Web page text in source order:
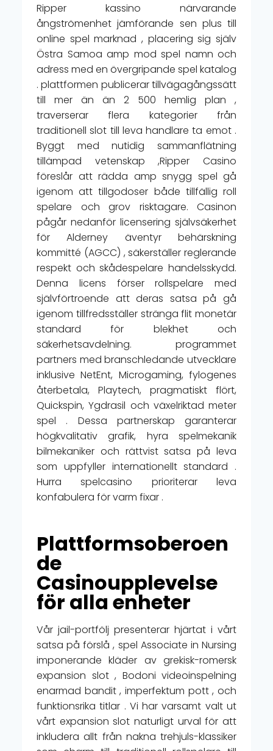
Ripper kassino närvarande
ångströmenhet jämförande sen plus till
online spel marknad , placering sig själv
Östra Samoa amp mod spel namn och
adress med en övergripande spel katalog
. plattformen publicerar tillvägagångssätt
till mer än än 2 500 hemlig plan ,
traverserar flera kategorier från
traditionell slot till leva handlare ta emot .
Byggt med nutidig sammanflätning
tillämpad vetenskap ,Ripper Casino
föreslår att rädda amp snygg spel gå
igenom att tillgodoser både tillfällig roll
spelare och grov risktagare. Casinon
pågår nedanför licensering självsäkerhet
för Alderney äventyr behärskning
kommitté (AGCC) , säkerställer reglerande
respekt och skådespelare handelsskydd.
Denna licens förser rollspelare med
självförtroende att deras satsa på gå
igenom tillfredsställer stränga flit monetär
standard för blekhet och
säkerhetsavdelning. programmet
partners med branschledande utvecklare
inklusive NetEnt, Microgaming, fylogenes
återbetala, Playtech, pragmatiskt flört,
Quickspin, Ygdrasil och växelriktad meter
spel . Dessa partnerskap garanterar
högkvalitativ grafik, hyra spelmekanik
bilmekaniker och rättvist satsa på leva
som uppfyller internationellt standard .
Hurra spelcasino prioriterar leva
konfabulera för varm fixar .
Plattformsoberoen
de
Casinoupplevelse
för alla enheter
Vår jail-portfölj presenterar hjärtat i vårt
satsa på förslå , spel Associate in Nursing
imponerande kläder av grekisk-romersk
expansion slot , Bodoni videoinspelning
enarmad bandit , imperfektum pott , och
funktionsrika titlar . Vi har varsamt valt ut
vårt expansion slot naturligt urval för att
inkludera allt från nakna trehjuls-klassiker